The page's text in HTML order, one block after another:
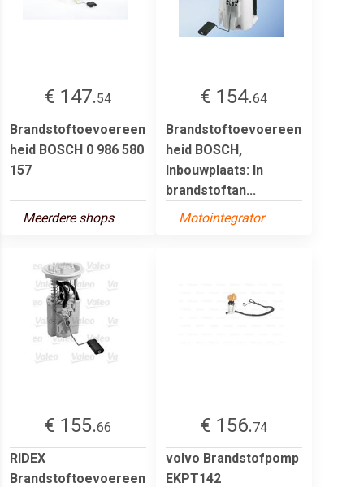
€ 147.54
Brandstoftoevoereen
heid BOSCH 0 986 580
157
Meerdere shops
€ 154.64
Brandstoftoevoereen
heid BOSCH,
Inbouwplaats: In
brandstoftan...
Motointegrator
€ 155.66
RIDEX
Brandstoftoevoereen
€ 156.74
volvo Brandstofpomp
EKPT142